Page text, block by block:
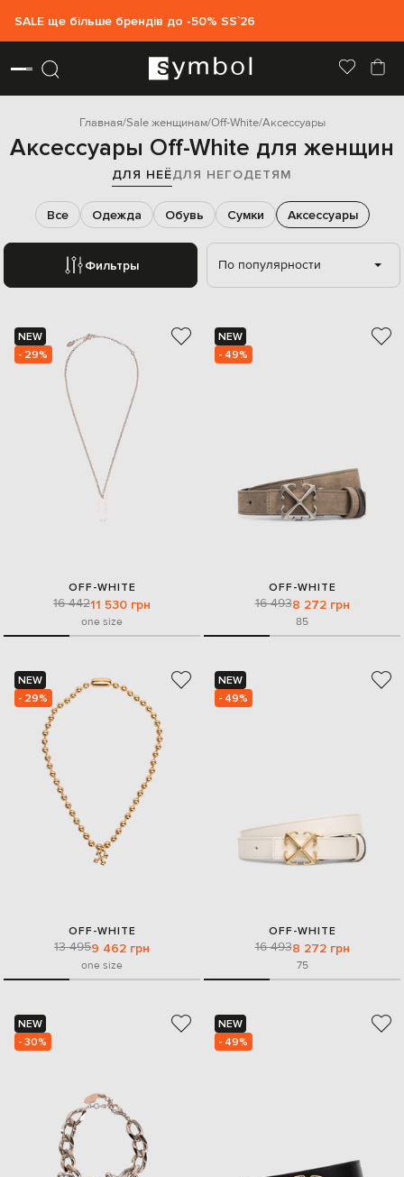
SALE ще більше брендів до -50% SS`26
Главная Sale женщинам Off-White Аксессуары
Аксессуары Off-White для женщин
ДЛЯ НЕЁДЛЯ НЕГОДЕТЯМ
Фильтры
Все Одежда Обувь Сумки Аксессуары
По популярности
NEW
- 29%
OFF-WHITE
16 44211 530 грн
one size
NEW
- 49%
OFF-WHITE
16 4938 272 грн
85
NEW
- 29%
OFF-WHITE
13 4959 462 грн
one size
NEW
- 49%
OFF-WHITE
16 4938 272 грн
75
NEW
- 30%
NEW
- 49%